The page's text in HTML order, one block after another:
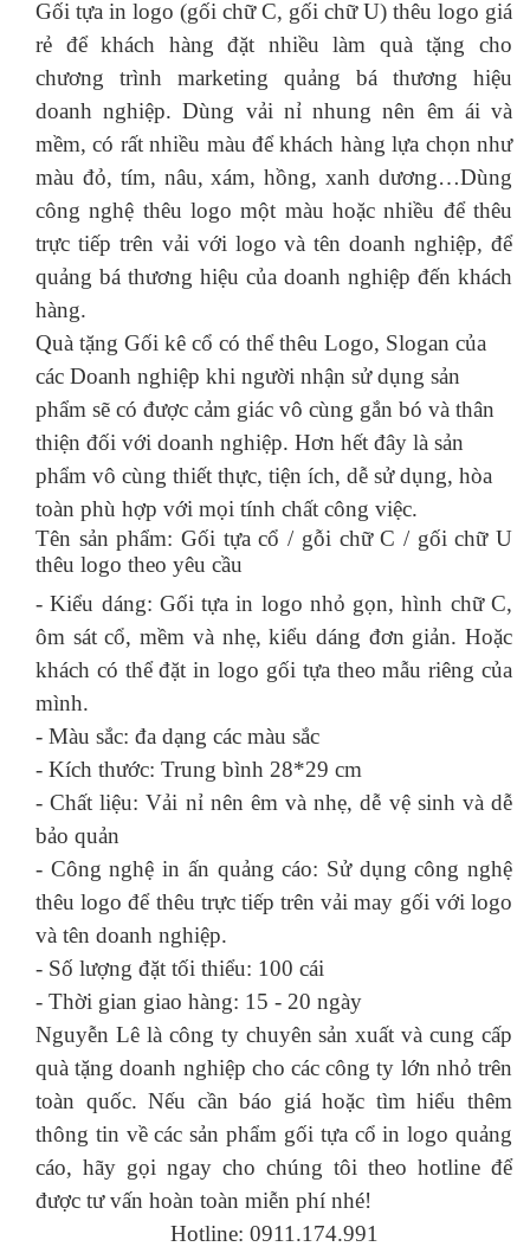
Gối tựa in logo (gối chữ C, gối chữ U) thêu logo giá
rẻ để khách hàng đặt nhiều làm quà tặng cho
chương trình marketing quảng bá thương hiệu
doanh nghiệp. Dùng vải nỉ nhung nên êm ái và
mềm, có rất nhiều màu để khách hàng lựa chọn như
màu đỏ, tím, nâu, xám, hồng, xanh dương…Dùng
công nghệ thêu logo một màu hoặc nhiều để thêu
trực tiếp trên vải với logo và tên doanh nghiệp, để
quảng bá thương hiệu của doanh nghiệp đến khách
hàng.
Quà tặng Gối kê cổ có thể thêu Logo, Slogan của
các Doanh nghiệp khi người nhận sử dụng sản
phẩm sẽ có được cảm giác vô cùng gắn bó và thân
thiện đối với doanh nghiệp. Hơn hết đây là sản
phẩm vô cùng thiết thực, tiện ích, dễ sử dụng, hòa
toàn phù hợp với mọi tính chất công việc.
Tên sản phẩm: Gối tựa cổ / gỗi chữ C / gối chữ U
thêu logo theo yêu cầu
- Kiểu dáng: Gối tựa in logo nhỏ gọn, hình chữ C,
ôm sát cổ, mềm và nhẹ, kiểu dáng đơn giản. Hoặc
khách có thể đặtin logo gối tựa theo mẫu riêng của
mình.
- Màu sắc: đa dạng các màu sắc
- Kích thước: Trung bình 28*29 cm
- Chất liệu: Vải nỉ nên êm và nhẹ, dễ vệ sinh và dễ
bảo quản
- Công nghệ in ấn quảng cáo: Sử dụng công nghệ
thêu logo để thêu trực tiếp trên vải may gối với logo
và tên doanh nghiệp.
- Số lượng đặt tối thiểu: 100 cái
- Thời gian giao hàng: 15 - 20 ngày
Nguyễn Lê là công ty chuyên sản xuất và cung cấp
quà tặng doanh nghiệp cho các công ty lớn nhỏ trên
toàn quốc. Nếu cần báo giá hoặc tìm hiểu thêm
thông tin về cácsản phẩm gối tựa cổ in logo quảng
cáo, hãy gọi ngay cho chúng tôi theo hotline để
được tư vấn hoàn toàn miễn phí nhé!
Hotline: 0911.174.991